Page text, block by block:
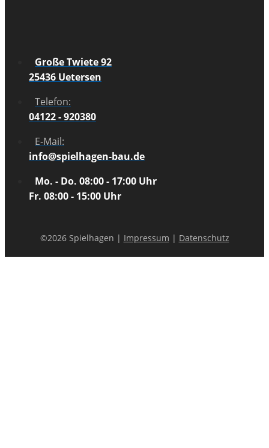
Große Twiete 92
25436 Uetersen
Telefon:
04122 - 920380
E-Mail:
info@spielhagen-bau.de
Mo. - Do. 08:00 - 17:00 Uhr
Fr. 08:00 - 15:00 Uhr
©2026 Spielhagen | Impressum | Datenschutz